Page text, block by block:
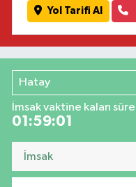
Yol Tarifi Al
Hatay
İmsak vaktine kalan süre
01:59:01
İmsak